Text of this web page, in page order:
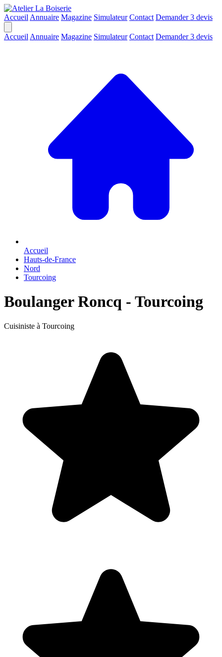
Accueil Annuaire Magazine Simulateur Contact Demander 3 devis
Accueil Annuaire Magazine Simulateur Contact Demander 3 devis
Accueil
Hauts-de-France
Nord
Tourcoing
Boulanger Roncq - Tourcoing
Cuisiniste à Tourcoing